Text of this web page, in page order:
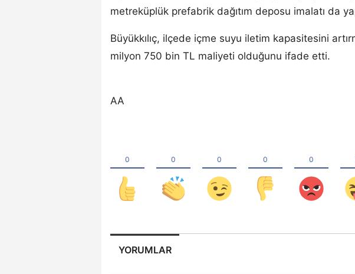
metreküplük prefabrik dağıtım deposu imalatı da
Büyükkılıç, ilçede içme suyu iletim kapasitesini
milyon 750 bin TL maliyeti olduğunu ifade etti.
AA
YORUMLAR